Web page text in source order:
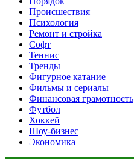
Происшествия
Психология
Ремонт и стройка
Софт
Теннис
Тренды
Фигурное катание
Фильмы и сериалы
Финансовая грамотность
Футбол
Хоккей
Шоу-бизнес
Экономика